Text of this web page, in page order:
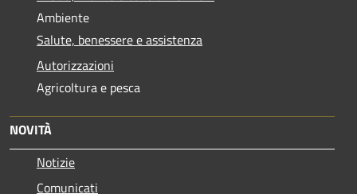
Ambiente
Salute, benessere e assistenza
Autorizzazioni
Agricoltura e pesca
NOVITÀ
Notizie
Comunicati